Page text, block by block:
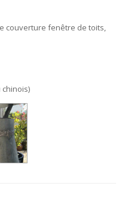
couverture fenêtre de toits,
chinois)